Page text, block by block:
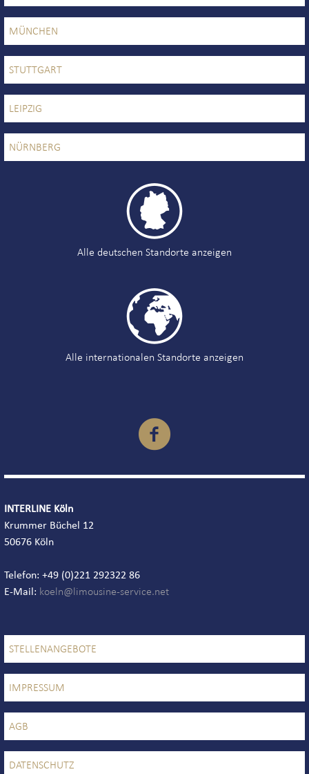
MÜNCHEN
STUTTGART
LEIPZIG
NÜRNBERG

Alle deutschen Standorte anzeigen

Alle internationalen Standorte anzeigen

INTERLINE Köln
Krummer Büchel 12
50676 Köln
Telefon: +49 (0)221 292322 86
E-Mail:
STELLENANGEBOTE
IMPRESSUM
AGB
DATENSCHUTZ